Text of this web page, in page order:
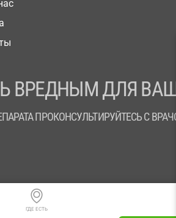
ГДЕ ЕСТЬ
ВРЕДНЫМ ДЛЯ
ПРОКОНСУЛЬТИРУЙТЕСЬ С